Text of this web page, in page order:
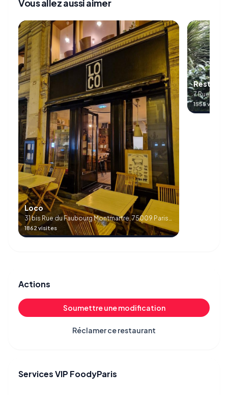
Vous allez aussi aimer
Loco
31 bis Rue du Faubourg Montmartre, 75009 Paris,
France
1862 visites
7 Rue
1555 visites
Actions
Soumettre une modification
Réclamer ce restaurant
Services VIP FoodyParis